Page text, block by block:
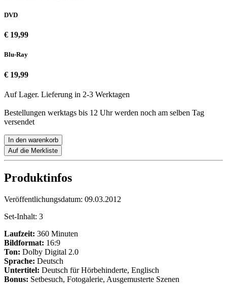
DVD
€ 19,99
Blu-Ray
€ 19,99
Auf Lager. Lieferung in 2-3 Werktagen
Bestellungen werktags bis 12 Uhr werden noch am selben Tag
versendet
In den warenkorb
Auf die Merkliste
Produktinfos
Veröffentlichungsdatum: 09.03.2012
Set-Inhalt: 3
Laufzeit: 360 Minuten
Bildformat: 16:9
Ton: Dolby Digital 2.0
Sprache: Deutsch
Untertitel: Deutsch für Hörbehinderte, Englisch
Bonus: Setbesuch, Fotogalerie, Ausgemusterte Szenen